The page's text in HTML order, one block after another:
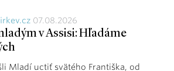
07.08.2026
v Assisi: Hľadáme
Mladí uctiť svätého Františka, od